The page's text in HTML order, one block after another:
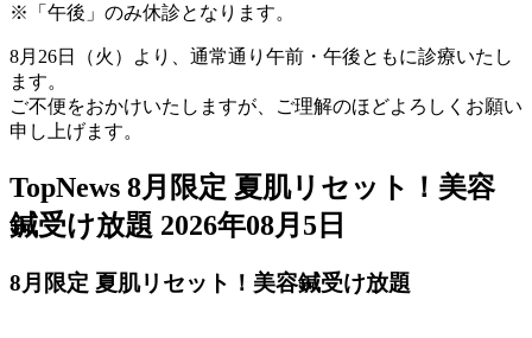
※「午後」のみ休診となります。
8月26日（火）より、通常通り午前・午後ともに診療いたし
ます。
ご不便をおかけいたしますが、ご理解のほどよろしくお願い
申し上げます。
TopNews 8月限定 夏肌リセット！美容
鍼受け放題 2026年08月5日
8月限定 夏肌リセット！美容鍼受け放題